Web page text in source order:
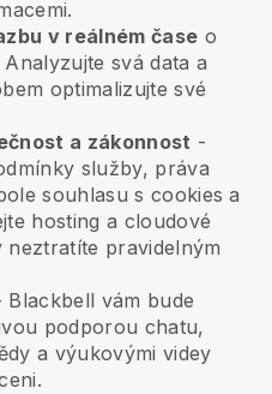
v reálném čase o
svá data a
optimalizujte své
a zákonnost -
služby, práva
souhlasu s cookies a
hosting a cloudové
neztratíte pravidelným
Blackbell vám bude
podporou chatu,
a výukovými videy